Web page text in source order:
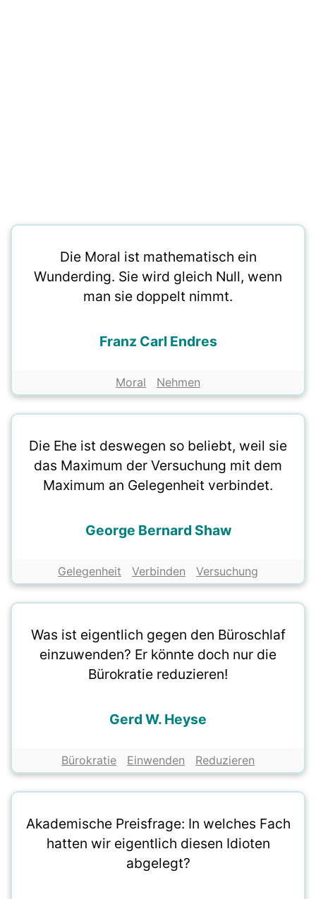
Die Moral ist mathematisch ein
Wunderding. Sie wird gleich Null, wenn
man sie doppelt nimmt.
Franz Carl Endres
Moral Nehmen
Die Ehe ist deswegen so beliebt, weil sie
das Maximum der Versuchung mit dem
Maximum an Gelegenheit verbindet.
George Bernard Shaw
Gelegenheit Verbinden Versuchung
Was ist eigentlich gegen den Büroschlaf
einzuwenden? Er könnte doch nur die
Bürokratie reduzieren!
Gerd W. Heyse
Bürokratie Einwenden Reduzieren
Akademische Preisfrage: In welches Fach
hatten wir eigentlich diesen Idioten
abgelegt?